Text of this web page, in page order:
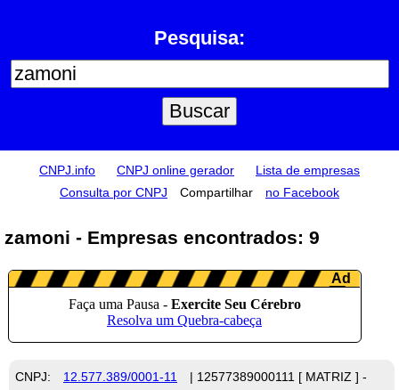
Pesquisa:
CNPJ.info CNPJ online gerador
Lista de empresas
Consulta por CNPJ
Compartilhar no Facebook
zamoni - Empresas encontrados: 9
CNPJ: 12.577.389/0001-11
| 12577389000111 [ MATRIZ ] -